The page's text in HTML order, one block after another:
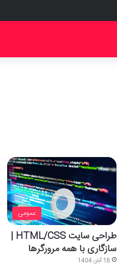
عمومی
طراحی سایت HTML/CSS |
سازگاری با همه مرورگرها
18 آبان 1404